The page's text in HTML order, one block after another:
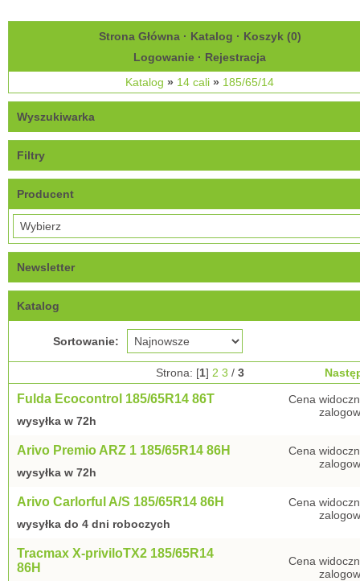
Strona Główna· Katalog · Koszyk (0)
Logowanie · Rejestracja
Katalog » 14 cali » 185/65/14
Wyszukiwarka
Filtry
Producent
Newsletter
Katalog
Sortowanie:
Strona: [1] 2 3 / 3
Fulda Ecocontrol 185/65R14 86T
wysyłka w 72h
Cena
Arivo Premio ARZ 1 185/65R14 86H
wysyłka w 72h
Cena
Arivo Carlorful A/S 185/65R14 86H
wysyłka do 4 dni roboczych
Cena
Tracmax X-priviloTX2 185/65R14
86H
Cena